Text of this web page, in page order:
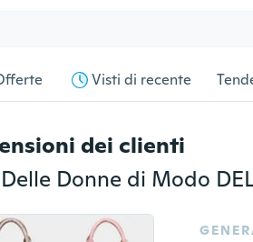
Visti di recente
dei clienti